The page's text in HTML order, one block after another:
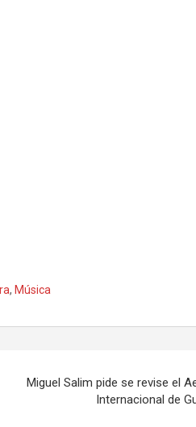
, Música
Miguel Salim pide se revise el
Internacional de